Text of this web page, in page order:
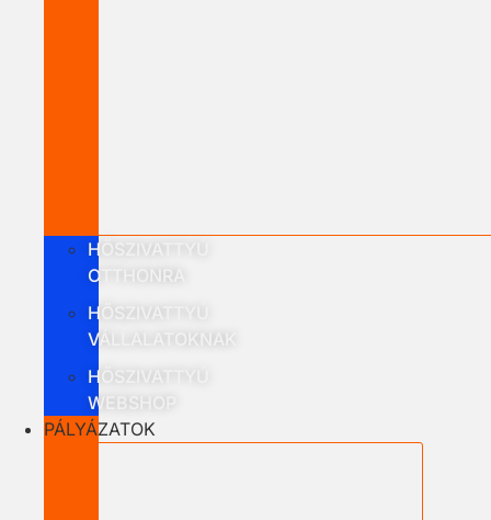
HŐSZIVATTYÚ
OTTHONRA
HŐSZIVATTYÚ
VÁLLALATOKNAK
HŐSZIVATTYÚ
WEBSHOP
PÁLYÁZATOK